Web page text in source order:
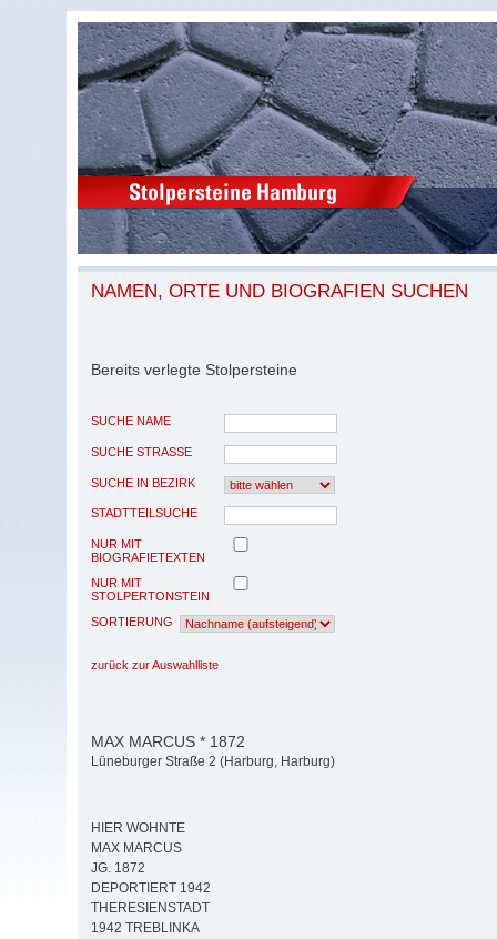
NAMEN, ORTE UND BIOGRAFIEN SUCHEN
Bereits verlegte Stolpersteine
SUCHE NAME
SUCHE STRASSE
SUCHE IN BEZIRK
STADTTEILSUCHE
NUR MIT
BIOGRAFIETEXTEN
NUR MIT
STOLPERTONSTEIN
SORTIERUNG
zurück zur Auswahlliste
MAX MARCUS * 1872
Lüneburger Straße 2 (Harburg, Harburg)
HIER WOHNTE
MAX MARCUS
JG. 1872
DEPORTIERT 1942
THERESIENSTADT
1942 TREBLINKA